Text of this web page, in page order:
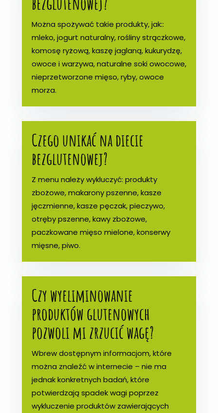
Można spożywać takie produkty, jak::
mleko, jogurt naturalny, rośliny strączkowe,
komosę ryżową, kaszę jaglaną, kukurydzę,
owoce i warzywa, naturalne soki owocowe,
nieprzetworzone mięso, ryby, owoce
morza.
Czego unikać na diecie
bezglutenowej?
Z menu należy wykluczyć: produkty
zbożowe, makarony pszenne, kasze
jęczmienne, kasze pęczak, pieczywo,
otręby pszenne, kawy zbożowe,
paczkowane mięso mielone, konserwy
mięsne, piwo.
Czy wyeliminowanie
produktów glutenowych
pozwoli mi zrzucić wagę?
Wbrew dostępnym informacjom, które
można znaleźć w internecie – nie ma
jednak konkretnych badań, które
potwierdzają spadek wagi poprzez
wykluczenie produktów zawierających